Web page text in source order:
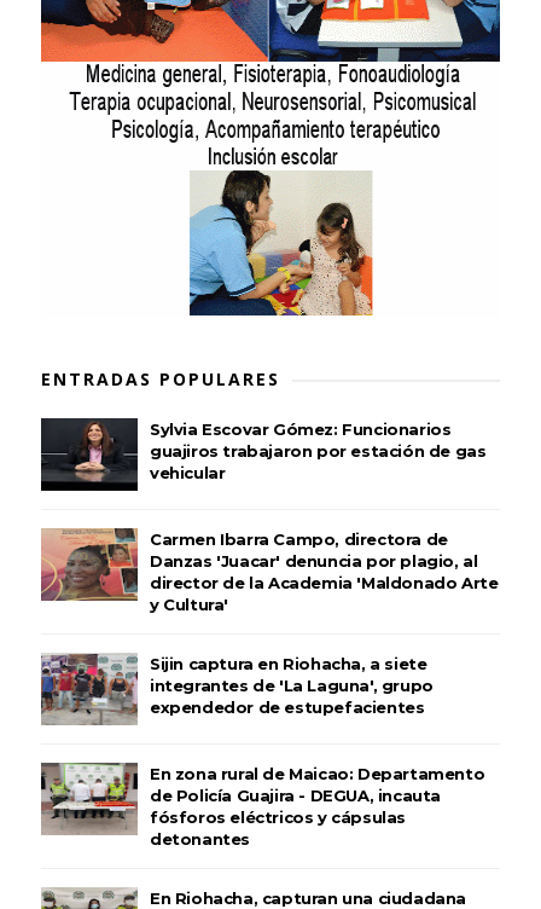
ENTRADAS POPULARES
Sylvia Escovar Gómez: Funcionarios
guajiros trabajaron por estación de gas
vehicular
Carmen Ibarra Campo, directora de
Danzas 'Juacar' denuncia por plagio, al
director de la Academia 'Maldonado Arte
y Cultura'
Sijin captura en Riohacha, a siete
integrantes de 'La Laguna', grupo
expendedor de estupefacientes
En zona rural de Maicao: Departamento
de Policía Guajira - DEGUA, incauta
fósforos eléctricos y cápsulas
detonantes
En Riohacha, capturan una ciudadana